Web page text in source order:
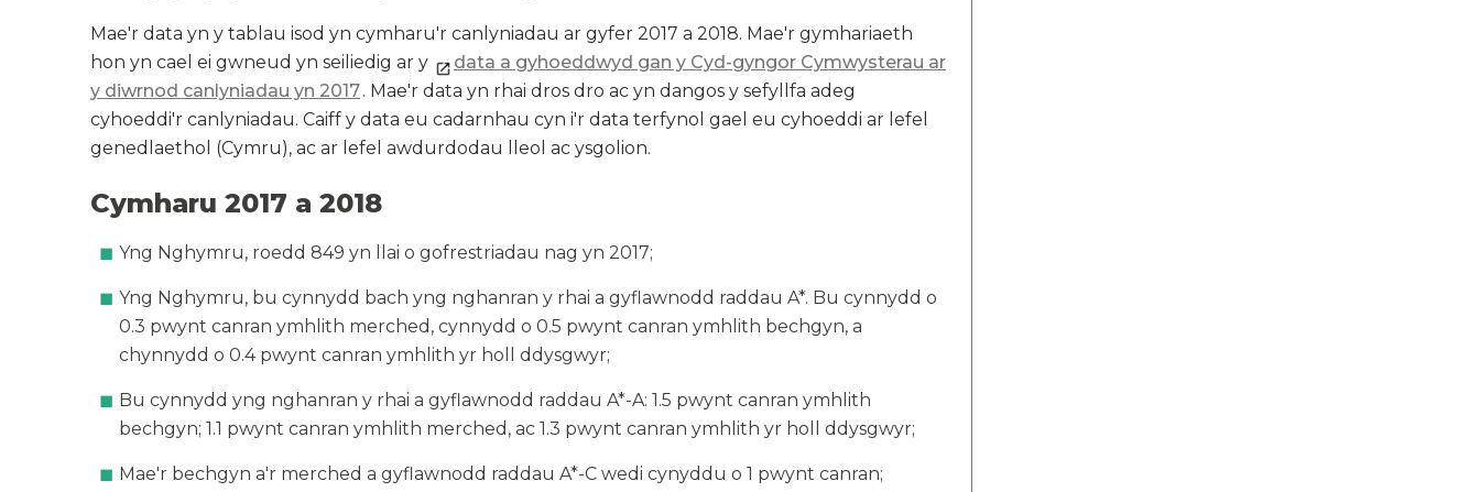
Mae'r data yn y tablau isod yn cymharu'r canlyniadau ar gyfer 2017 a 2018. Mae'r gymhariaeth
hon yn cael ei gwneud yn seiliedig ar y
data a gyhoeddwyd gan y Cyd-gyngor Cymwysterau ar
y diwrnod canlyniadau yn 2017. Mae'r data yn rhai dros dro ac yn dangos y sefyllfa adeg
cyhoeddi'r canlyniadau. Caiff y data eu cadarnhau cyn i'r data terfynol gael eu cyhoeddi ar lefel
genedlaethol (Cymru), ac ar lefel awdurdodau lleol ac ysgolion.
Cymharu 2017 a 2018
Yng Nghymru, roedd 849 yn llai o gofrestriadau nag yn 2017;
Yng Nghymru, bu cynnydd bach yng nghanran y rhai a gyflawnodd raddau A*. Bu cynnydd o
0.3 pwynt canran ymhlith merched, cynnydd o 0.5 pwynt canran ymhlith bechgyn, a
chynnydd o 0.4 pwynt canran ymhlith yr holl ddysgwyr;
Bu cynnydd yng nghanran y rhai a gyflawnodd raddau A*-A: 1.5 pwynt canran ymhlith
bechgyn; 1.1 pwynt canran ymhlith merched, ac 1.3 pwynt canran ymhlith yr holl ddysgwyr;
Mae'r bechgyn a'r merched a gyflawnodd raddau A*-C wedi cynyddu o 1 pwynt canran;